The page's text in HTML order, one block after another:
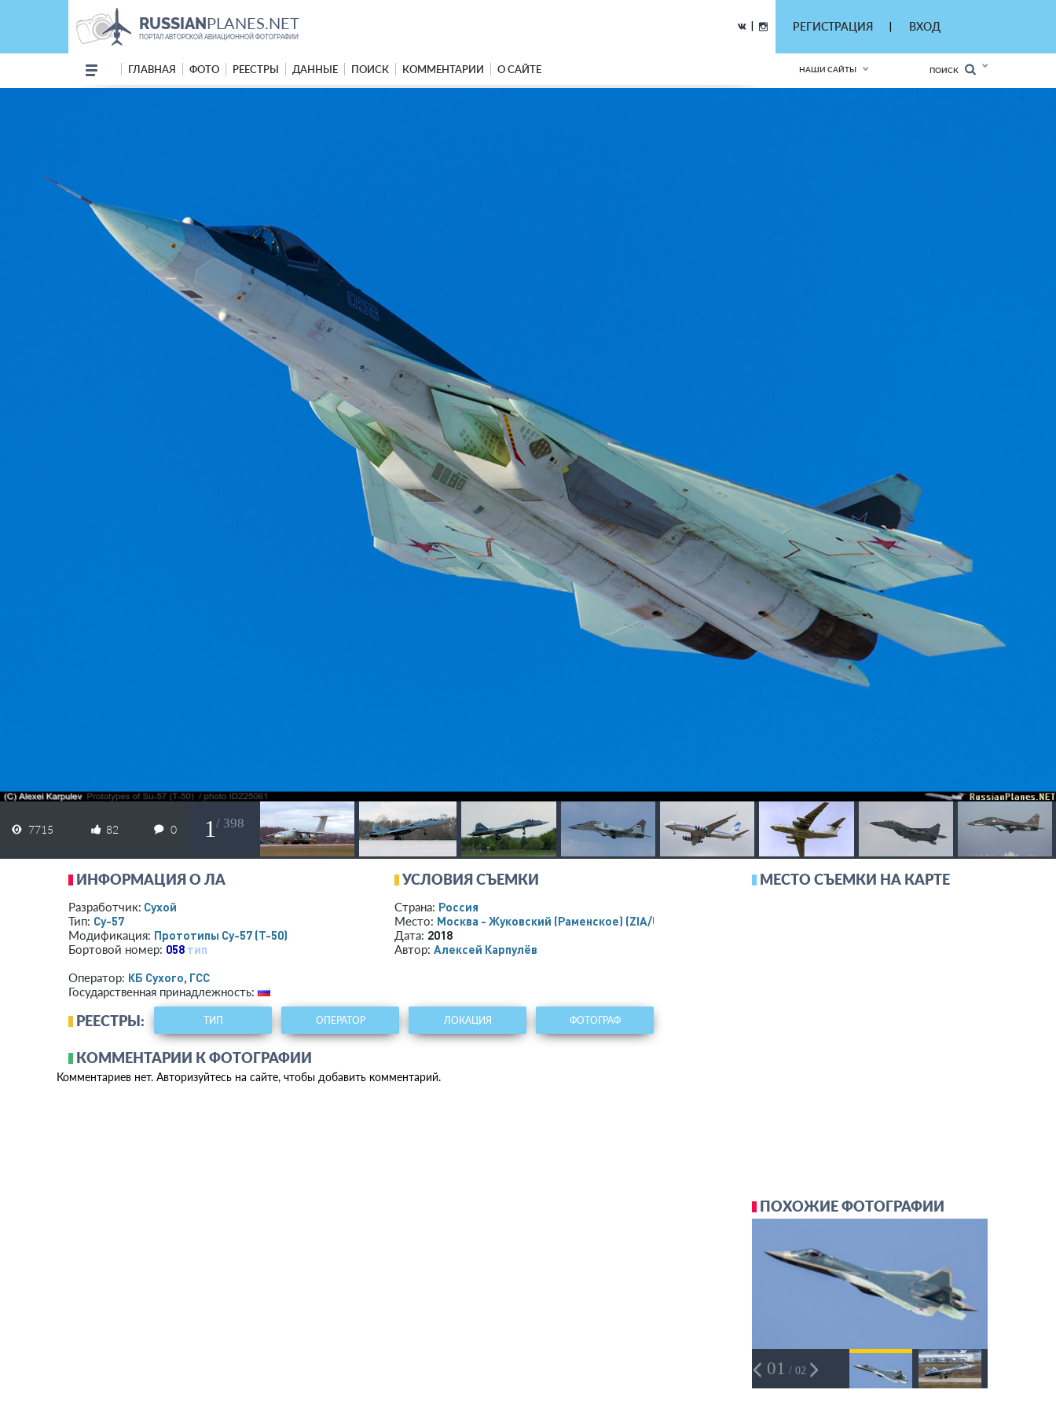
RUSSIANPLANES.NET
ПОРТАЛ АВТОРСКОЙ АВИАЦИОННОЙ ФОТОГРАФИИ
РЕГИСТРАЦИЯ ВХОД
ГЛАВНАЯ ФОТО РЕЕСТРЫ ДАННЫЕ ПОИСК КОММЕНТАРИИ О САЙТЕ НАШИ САЙТЫ ПОИСК
7715 82 0 1 / 398
ИНФОРМАЦИЯ О ЛА
Разработчик: Сухой
Тип: Су-57
Модификация: Прототипы Су-57 (Т-50)
Бортовой номер: 058 тип
Оператор: КБ Сухого, ГСС
Государственная принадлежность:
УСЛОВИЯ СЪЕМКИ
Страна: Россия
Место: Москва - Жуковский (Раменское) (ZIA/UUBW)
Дата: 2018
Автор: Алексей Карпулёв
РЕЕСТРЫ: ТИП ОПЕРАТОР ЛОКАЦИЯ ФОТОГРАФ
КОММЕНТАРИИ К ФОТОГРАФИИ
Комментариев нет. Авторизуйтесь на сайте, чтобы добавить комментарий.
МЕСТО СЪЕМКИ НА КАРТЕ
ПОХОЖИЕ ФОТОГРАФИИ
01 / 02